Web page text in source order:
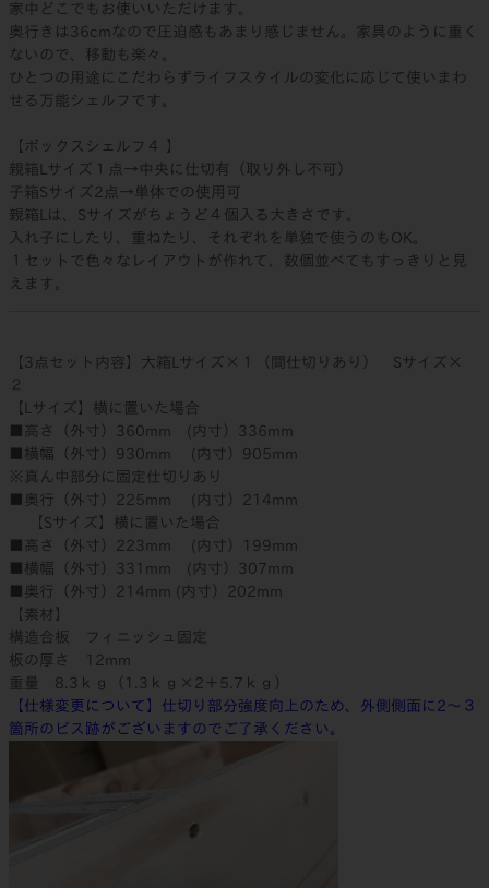
家中どこでもお使いいただけます。
奥行きは36cmなので圧迫感もあまり感じません。家具のように重く
ないので、移動も楽々。
ひとつの用途にこだわらずライフスタイルの変化に応じて使いまわ
せる万能シェルフです。
【ボックスシェルフ４ 】
親箱Lサイズ１点→中央に仕切有（取り外し不可）
子箱Sサイズ2点→単体での使用可
親箱Lは、Sサイズがちょうど４個入る大きさです。
入れ子にしたり、重ねたり、それぞれを単独で使うのもOK。
１セットで色々なレイアウトが作れて、数個並べてもすっきりと見
えます。
【3点セット内容】大箱Lサイズ×１（間仕切りあり） Sサイズ×
２
【Lサイズ】横に置いた場合
■高さ（外寸）360mm (内寸）336mm
■横幅（外寸）930mm (内寸）905mm
※真ん中部分に固定仕切りあり
■奥行（外寸）225mm (内寸）214mm
【Sサイズ】横に置いた場合
■高さ（外寸）223mm (内寸）199mm
■横幅（外寸）331mm (内寸）307mm
■奥行（外寸）214mm (内寸）202mm
【素材】
構造合板 フィニッシュ固定
板の厚さ 12mm
重量 8.3ｋｇ（1.3ｋｇ×2＋5.7ｋｇ）
【仕様変更について】仕切り部分強度向上のため、外側側面に2～３
箇所のビス跡がございますのでご了承ください。